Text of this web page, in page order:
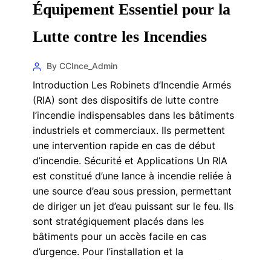
Équipement Essentiel pour la
Lutte contre les Incendies
By CCInce_Admin
Introduction Les Robinets d’Incendie Armés
(RIA) sont des dispositifs de lutte contre
l’incendie indispensables dans les bâtiments
industriels et commerciaux. Ils permettent
une intervention rapide en cas de début
d’incendie. Sécurité et Applications Un RIA
est constitué d’une lance à incendie reliée à
une source d’eau sous pression, permettant
de diriger un jet d’eau puissant sur le feu. Ils
sont stratégiquement placés dans les
bâtiments pour un accès facile en cas
d’urgence. Pour l’installation et la